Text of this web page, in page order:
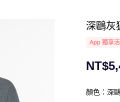
深鷗灰
App 獨享
顏色：深